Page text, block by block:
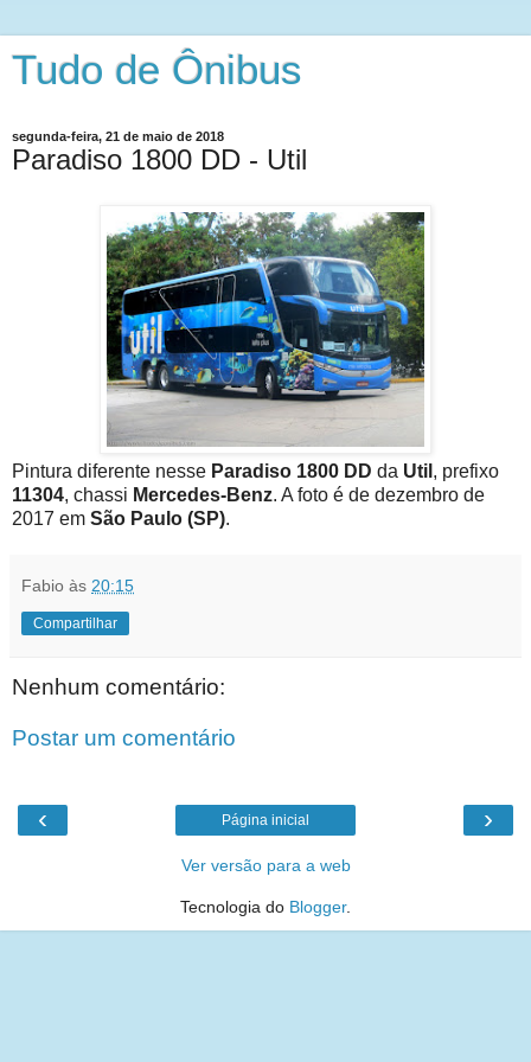
Tudo de Ônibus
segunda-feira, 21 de maio de 2018
Paradiso 1800 DD - Util
Pintura diferente nesse Paradiso 1800 DD da Util , prefixo
11304, chassi Mercedes-Benz. A foto é de dezembro de
2017 em São Paulo (SP).
Fabio às 20:15
Compartilhar
Nenhum comentário:
Postar um comentário
‹ ›
Página inicial
Ver versão para a web
Tecnologia do Blogger.